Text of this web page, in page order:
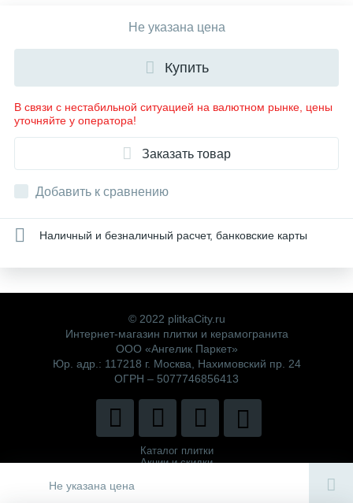
Не указана цена
Не указана цена
Купить
В связи с нестабильной ситуацией на валютном рынке, цены
уточняйте у оператора!
Заказать товар
Добавить к сравнению
Наличный и безналичный расчет, банковские карты
© 2022 plitkaCity.ru
Интернет-магазин плитки и керамогранита
ООО «Ангелик Паркет»
Юр. адр.: 117218 г. Москва, Нахимовский пр. 24
ОГРН – 5077746856413
Каталог плитки
Акции и скидки